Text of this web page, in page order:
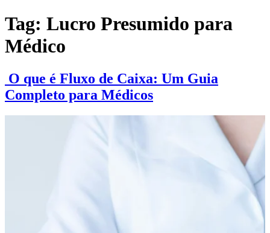
Tag: Lucro Presumido para
Médico
O que é Fluxo de Caixa: Um Guia
Completo para Médicos